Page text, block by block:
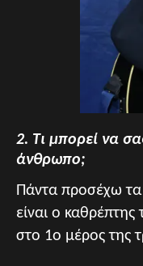
2. Τι μπορεί να
άνθρωπο;
Πάντα προσέχω τα
είναι ο
στο 1ο μέρος της